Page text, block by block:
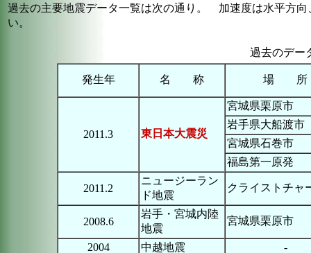
過去の主要地震データ一覧は次の通り。 加速度は水平方
い。
過去のデー
発生年 名 称 場 所
2011.3 東日本大震災
宮城県栗原市
岩手県大船渡市
宮城県石巻市
福島第一原発
2011.2
ニュージーラン
ド地震
クライストチャ
2008.6
岩手・宮城内陸
地震
宮城県栗原市
2004 中越地震 -